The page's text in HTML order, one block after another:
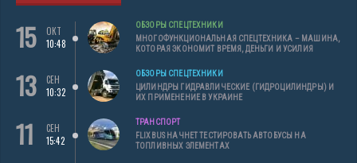
15
ОКТ
10:48
ОБЗОРЫ СПЕЦТЕХНИКИ
МНОГОФУНКЦИОНАЛЬНАЯ СПЕЦТЕХНИКА – МАШИНА,
КОТОРАЯ ЭКОНОМИТ ВРЕМЯ, ДЕНЬГИ И УСИЛИЯ
13
СЕН
10:32
ОБЗОРЫ СПЕЦТЕХНИКИ
ЦИЛИНДРЫ ГИДРАВЛИЧЕСКИЕ (ГИДРОЦИЛИНДРЫ) И
ИХ ПРИМЕНЕНИЕ В УКРАИНЕ
11
СЕН
15:42
ТРАНСПОРТ
FLIXBUS НАЧНЕТ ТЕСТИРОВАТЬ АВТОБУСЫ НА
ТОПЛИВНЫХ ЭЛЕМЕНТАХ